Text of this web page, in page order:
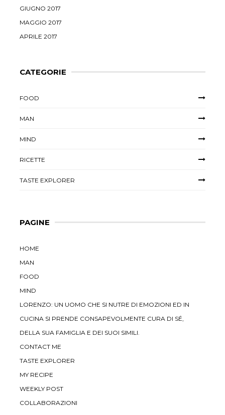
GIUGNO 2017
MAGGIO 2017
APRILE 2017
CATEGORIE
FOOD
MAN
MIND
RICETTE
TASTE EXPLORER
PAGINE
HOME
MAN
FOOD
MIND
LORENZO: UN UOMO CHE SI NUTRE DI EMOZIONI ED IN
CUCINA SI PRENDE CONSAPEVOLMENTE CURA DI SÉ,
DELLA SUA FAMIGLIA E DEI SUOI SIMILI.
CONTACT ME
TASTE EXPLORER
MY RECIPE
WEEKLY POST
COLLABORAZIONI